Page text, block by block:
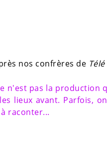
nos confrères de
n'est pas la production
lieux avant. Parfois,
raconter...